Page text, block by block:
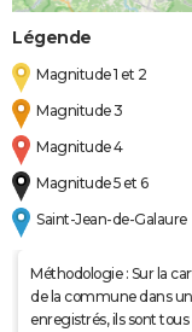
Légende
Magnitude 1 et 2
Magnitude 3
Magnitude 4
Magnitude 5 et 6
Saint-Jean-de-Galaure
Méthodologie : Sur la
de la commune dans
enregistrés, ils sont